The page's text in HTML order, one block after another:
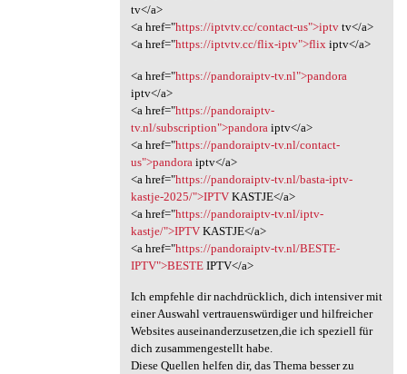
tv</a>
<a href="https://iptvtv.cc/contact-us">iptvtv</a>
<a href="https://iptvtv.cc/flix-iptv">flix iptv</a>
<a href="https://pandoraiptv-tv.nl">pandora
iptv</a>
<a href="https://pandoraiptv-
tv.nl/subscription">pandora iptv</a>
<a href="https://pandoraiptv-tv.nl/contact-
us">pandora iptv</a>
<a href="https://pandoraiptv-tv.nl/basta-iptv-
kastje-2025/">IPTVKASTJE</a>
<a href="https://pandoraiptv-tv.nl/iptv-
kastje/">IPTVKASTJE</a>
<a href="https://pandoraiptv-tv.nl/BESTE-
IPTV">BESTEIPTV</a>
Ich empfehle dir nachdrücklich, dich intensiver mit
einer Auswahl vertrauenswürdiger und hilfreicher
Websites auseinanderzusetzen,die ich speziell für
dich zusammengestellt habe.
Diese Quellen helfen dir, das Thema besser zu